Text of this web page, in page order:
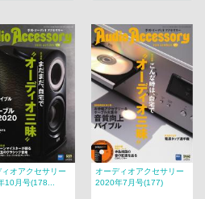
オアクセサリー
10月号(178...
オーディオアクセサリー
2020年7月号(177)